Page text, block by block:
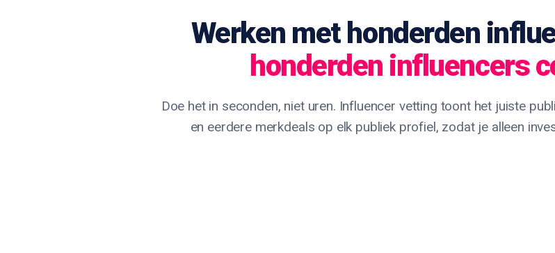
Werken met honderden
honderden influencers
Doe het in seconden, niet uren. Influencer vetting toont het juiste
en eerdere merkdeals op elk publiek profiel, zodat je alleen